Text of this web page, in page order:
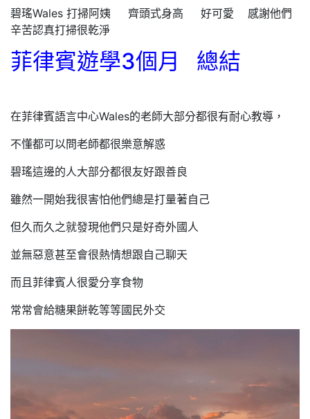
碧瑤Wales 打掃阿姨 齊頭式身高 好可愛 感謝他們
辛苦認真打掃很乾淨
菲律賓遊學3個月 總結
在菲律賓語言中心Wales的老師大部分都很有耐心教導，
不懂都可以問老師都很樂意解惑
碧瑤這邊的人大部分都很友好跟善良
雖然一開始我很害怕他們總是打量著自己
但久而久之就發現他們只是好奇外國人
並無惡意甚至會很熱情想跟自己聊天
而且菲律賓人很愛分享食物
常常會給糖果餅乾等等國民外交